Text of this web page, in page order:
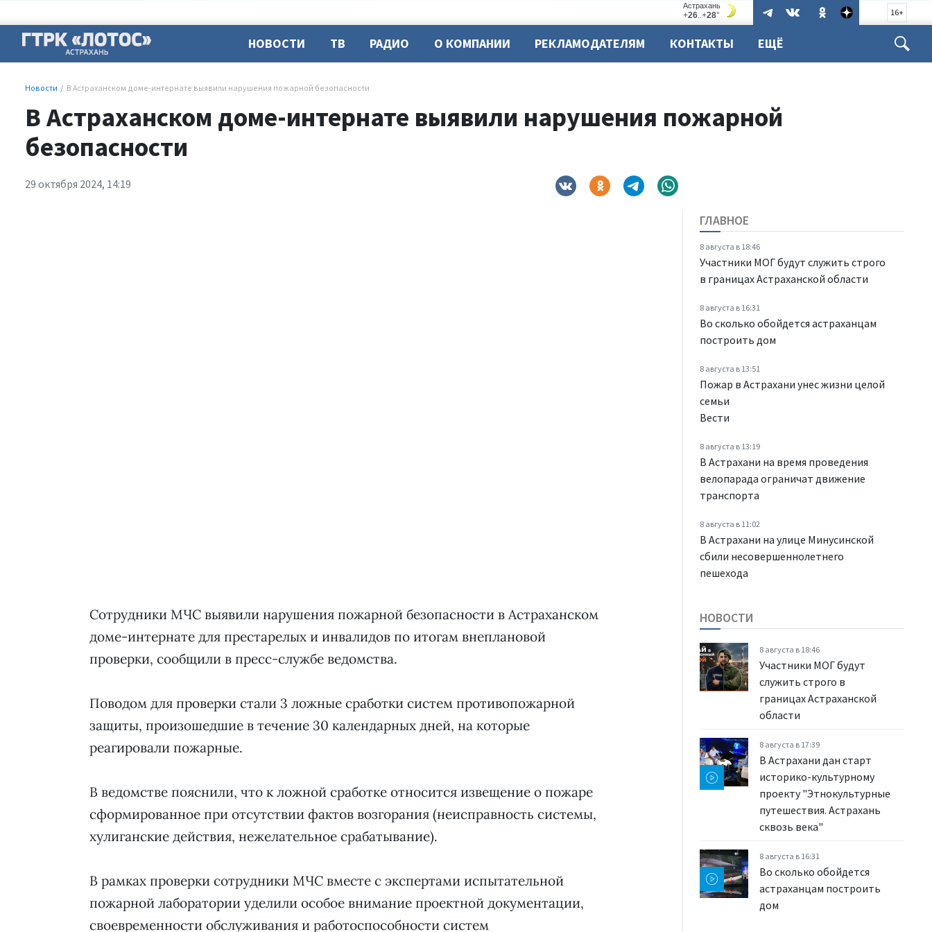
16+
НОВОСТИ ТВ РАДИО О КОМПАНИИ РЕКЛАМОДАТЕЛЯМ КОНТАКТЫ ЕЩЁ
Новости В Астраханском доме-интернате выявили нарушения пожарной безопасности
В Астраханском доме-интернате выявили нарушения пожарной
безопасности
29 октября 2024, 14:19
ГЛАВНОЕ
8 августа в 18:46
Участники МОГ будут служить строго
в границах Астраханской области
8 августа в 16:31
Во сколько обойдется астраханцам
построить дом
8 августа в 13:51
Пожар в Астрахани унес жизни целой
семьи
Вести
8 августа в 13:19
В Астрахани на время проведения
велопарада ограничат движение
транспорта
8 августа в 11:02
В Астрахани на улице Минусинской
сбили несовершеннолетнего
пешехода
Сотрудники МЧС выявили нарушения пожарной безопасности в Астраханском
доме-интернате для престарелых и инвалидов по итогам внеплановой
проверки, сообщили в пресс-службе ведомства.
Поводом для проверки стали 3 ложные сработки систем противопожарной
защиты, произошедшие в течение 30 календарных дней, на которые
реагировали пожарные.
В ведомстве пояснили, что к ложной сработке относится извещение о пожаре
сформированное при отсутствии фактов возгорания (неисправность системы,
хулиганские действия, нежелательное срабатывание).
В рамках проверки сотрудники МЧС вместе с экспертами испытательной
пожарной лаборатории уделили особое внимание проектной документации,
своевременности обслуживания и работоспособности систем
НОВОСТИ
8 августа в 18:46
Участники МОГ будут
служить строго в
границах Астраханской
области
8 августа в 17:39
В Астрахани дан старт
историко-культурному
проекту "Этнокультурные
путешествия. Астрахань
сквозь века"
8 августа в 16:31
Во сколько обойдется
астраханцам построить
дом